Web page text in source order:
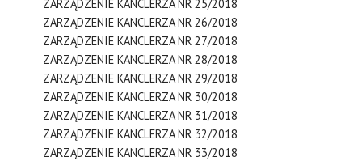
ZARZĄDZENIE KANCLERZA NR 25/2018
ZARZĄDZENIE KANCLERZA NR 26/2018
ZARZĄDZENIE KANCLERZA NR 27/2018
ZARZĄDZENIE KANCLERZA NR 28/2018
ZARZĄDZENIE KANCLERZA NR 29/2018
ZARZĄDZENIE KANCLERZA NR 30/2018
ZARZĄDZENIE KANCLERZA NR 31/2018
ZARZĄDZENIE KANCLERZA NR 32/2018
ZARZĄDZENIE KANCLERZA NR 33/2018